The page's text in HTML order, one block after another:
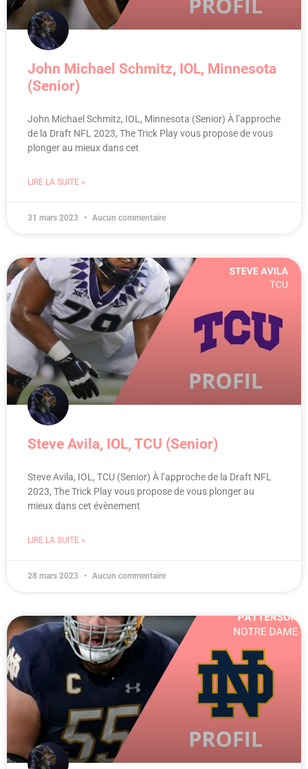
John Michael Schmitz, IOL, Minnesota
(Senior)
John Michael Schmitz, IOL, Minnesota (Senior) À l’approche
de la Draft NFL 2023, The Trick Play vous propose de vous
plonger au mieux dans cet
LIRE LA SUITE »
31 mars 2023 Aucun commentaire
Steve Avila, IOL, TCU (Senior)
Steve Avila, IOL, TCU (Senior) À l’approche de la Draft NFL
2023, The Trick Play vous propose de vous plonger au
mieux dans cet évènement
LIRE LA SUITE »
28 mars 2023 Aucun commentaire